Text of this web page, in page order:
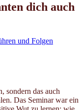
dich auch
und Folgen
sondern das auch
Das Seminar war ein